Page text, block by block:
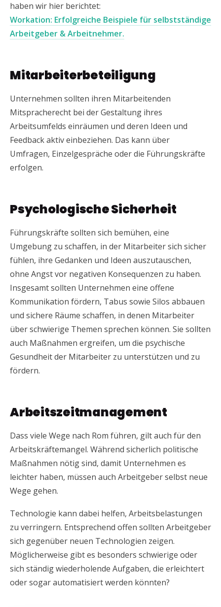
haben wir hier berichtet:
Workation: Erfolgreiche Beispiele für selbstständige
Arbeitgeber & Arbeitnehmer.
Mitarbeiterbeteiligung
Unternehmen sollten ihren Mitarbeitenden
Mitspracherecht bei der Gestaltung ihres
Arbeitsumfelds einräumen und deren Ideen und
Feedback aktiv einbeziehen. Das kann über
Umfragen, Einzelgespräche oder die Führungskräfte
erfolgen.
Psychologische Sicherheit
Führungskräfte sollten sich bemühen, eine
Umgebung zu schaffen, in der Mitarbeiter sich sicher
fühlen, ihre Gedanken und Ideen auszutauschen,
ohne Angst vor negativen Konsequenzen zu haben.
Insgesamt sollten Unternehmen eine offene
Kommunikation fördern, Tabus sowie Silos abbauen
und sichere Räume schaffen, in denen Mitarbeiter
über schwierige Themen sprechen können. Sie sollten
auch Maßnahmen ergreifen, um die psychische
Gesundheit der Mitarbeiter zu unterstützen und zu
fördern.
Arbeitszeitmanagement
Dass viele Wege nach Rom führen, gilt auch für den
Arbeitskräftemangel. Während sicherlich politische
Maßnahmen nötig sind, damit Unternehmen es
leichter haben, müssen auch Arbeitgeber selbst neue
Wege gehen.
Technologie kann dabei helfen, Arbeitsbelastungen
zu verringern. Entsprechend offen sollten Arbeitgeber
sich gegenüber neuen Technologien zeigen.
Möglicherweise gibt es besonders schwierige oder
sich ständig wiederholende Aufgaben, die erleichtert
oder sogar automatisiert werden könnten?